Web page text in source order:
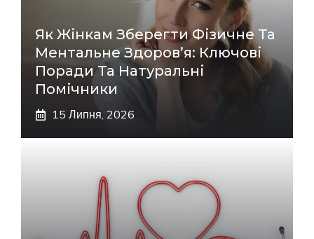
Як Жінкам Зберегти Фізичне Та
Ментальне Здоров’я: Ключові
Поради Та Натуральні
Помічники
15 Липня, 2026